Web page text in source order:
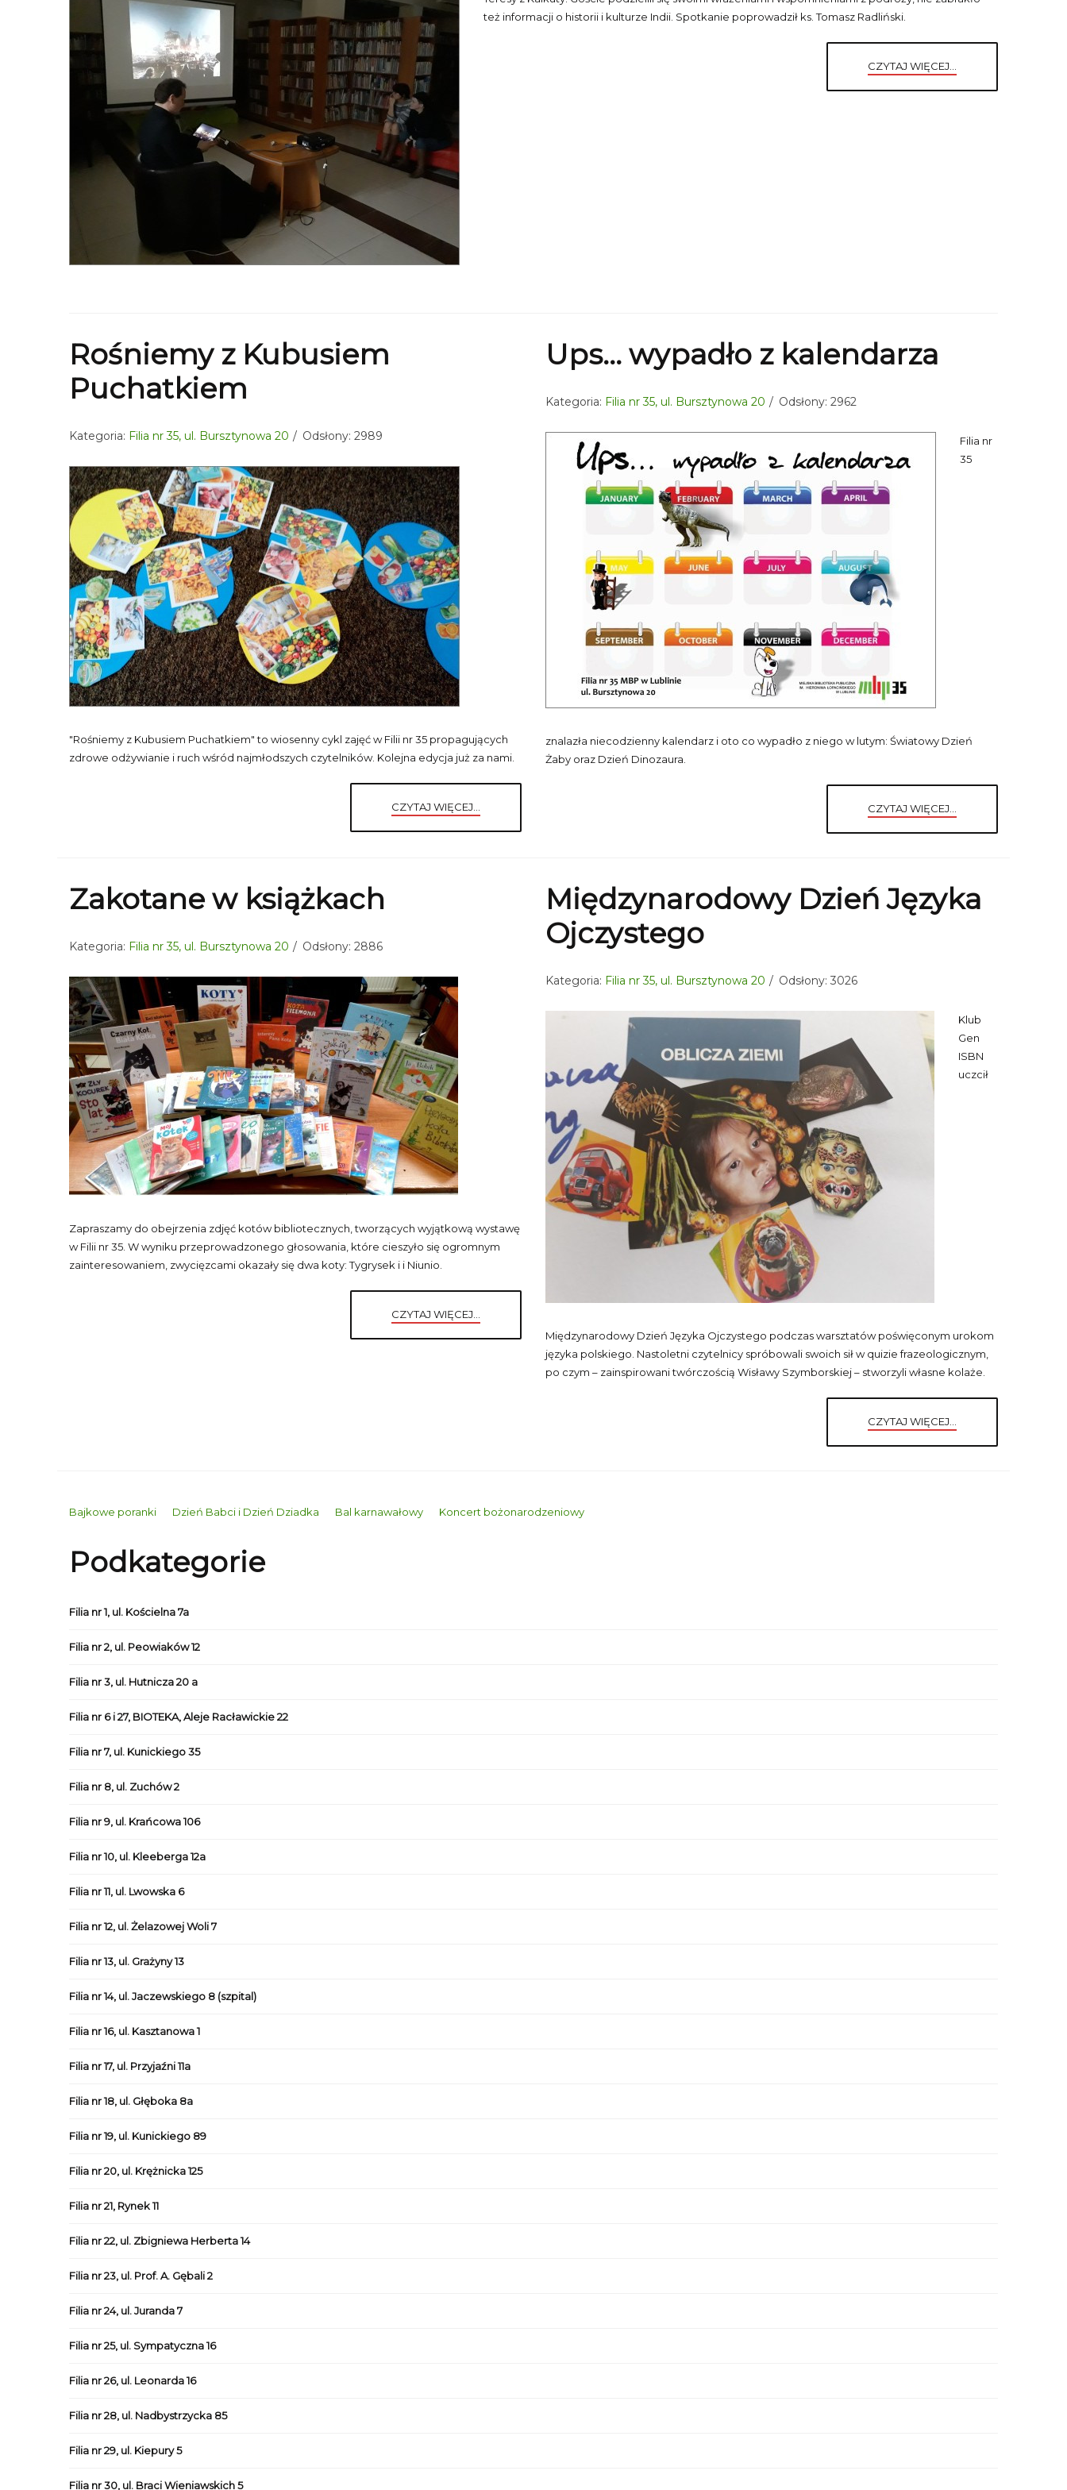
też informacji o historii i kulturze Indii. Spotkanie poprowadził ks. Tomasz Radliński.
CZYTAJ WIĘCEJ...
Rośniemy z Kubusiem
Puchatkiem
Kategoria: Filia nr 35, ul. Bursztynowa 20 Odsłony: 2989
"Rośniemy z Kubusiem Puchatkiem" to wiosenny cykl zajęć w Filii nr 35 propagujących
zdrowe odżywianie i ruch wśród najmłodszych czytelników. Kolejna edycja już za nami.
CZYTAJ WIĘCEJ...
Ups... wypadło z kalendarza
Kategoria: Filia nr 35, ul. Bursztynowa 20 Odsłony: 2962
Filia nr
35
znalazła niecodzienny kalendarz i oto co wypadło z niego w lutym: Światowy Dzień
Żaby oraz Dzień Dinozaura.
CZYTAJ WIĘCEJ...
Zakotane w książkach
Kategoria: Filia nr 35, ul. Bursztynowa 20 Odsłony: 2886
Zapraszamy do obejrzenia zdjęć kotów bibliotecznych, tworzących wyjątkową wystawę
w Filii nr 35. W wyniku przeprowadzonego głosowania, które cieszyło się ogromnym
zainteresowaniem, zwycięzcami okazały się dwa koty: Tygrysek i i Niunio.
CZYTAJ WIĘCEJ...
Międzynarodowy Dzień Języka
Ojczystego
Kategoria: Filia nr 35, ul. Bursztynowa 20 Odsłony: 3026
Klub
Gen
ISBN
uczcił
Międzynarodowy Dzień Języka Ojczystego podczas warsztatów poświęconym urokom
języka polskiego. Nastoletni czytelnicy spróbowali swoich sił w quizie frazeologicznym,
po czym – zainspirowani twórczością Wisławy Szymborskiej – stworzyli własne kolaże.
CZYTAJ WIĘCEJ...
Bajkowe poranki Dzień Babci i Dzień Dziadka Bal karnawałowy Koncert bożonarodzeniowy
Podkategorie
Filia nr 1, ul. Kościelna 7a
Filia nr 2, ul. Peowiaków 12
Filia nr 3, ul. Hutnicza 20 a
Filia nr 6 i 27, BIOTEKA, Aleje Racławickie 22
Filia nr 7, ul. Kunickiego 35
Filia nr 8, ul. Zuchów 2
Filia nr 9, ul. Krańcowa 106
Filia nr 10, ul. Kleeberga 12a
Filia nr 11, ul. Lwowska 6
Filia nr 12, ul. Żelazowej Woli 7
Filia nr 13, ul. Grażyny 13
Filia nr 14, ul. Jaczewskiego 8 (szpital)
Filia nr 16, ul. Kasztanowa 1
Filia nr 17, ul. Przyjaźni 11a
Filia nr 18, ul. Głęboka 8a
Filia nr 19, ul. Kunickiego 89
Filia nr 20, ul. Krężnicka 125
Filia nr 21, Rynek 11
Filia nr 22, ul. Zbigniewa Herberta 14
Filia nr 23, ul. Prof. A. Gębali 2
Filia nr 24, ul. Juranda 7
Filia nr 25, ul. Sympatyczna 16
Filia nr 26, ul. Leonarda 16
Filia nr 28, ul. Nadbystrzycka 85
Filia nr 29, ul. Kiepury 5
Filia nr 30, ul. Braci Wieniawskich 5